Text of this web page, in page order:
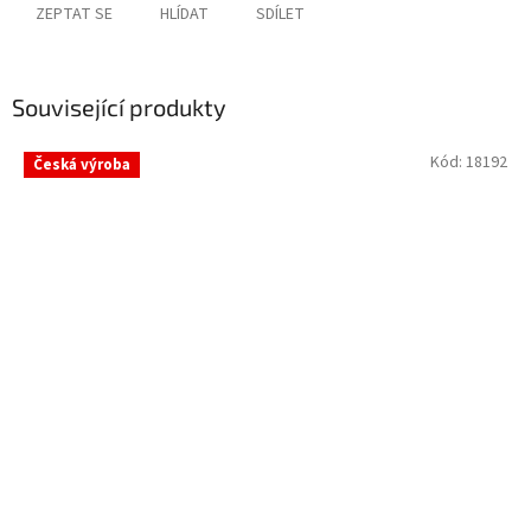
ZEPTAT SE HLÍDAT SDÍLET
Související produkty
Česká výroba Kód: 18192